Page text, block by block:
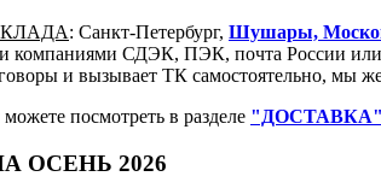
: Санкт-Петербург, Шушары,
компаниями СДЭК, ПЭК, почта России
и вызывает ТК самостоятельно, мы
посмотреть в разделе "ДОСТАВКА"
ОСЕНЬ 2026